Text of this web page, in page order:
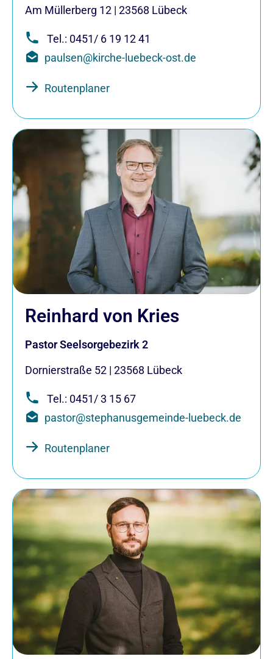
Am Müllerberg 12 | 23568 Lübeck
Tel.: 0451/ 6 19 12 41
paulsen@kirche-luebeck-ost.de
Routenplaner
Reinhard von Kries
Pastor Seelsorgebezirk 2
Dornierstraße 52 | 23568 Lübeck
Tel.: 0451/ 3 15 67
pastor@stephanusgemeinde-luebeck.de
Routenplaner